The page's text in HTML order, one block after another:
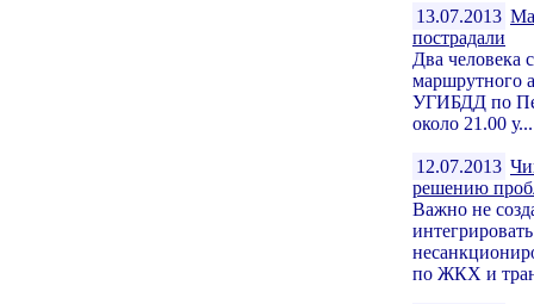
13.07.2013
пострадали
Два человека
маршрутного
УГИБДД по
около 21.00 у...
12.07.2013
решению
Важно не
по ЖКХ и